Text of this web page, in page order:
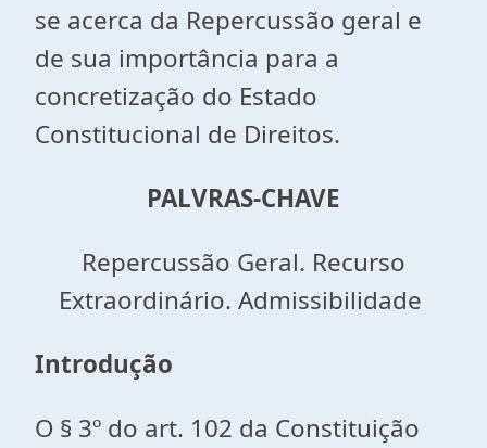
se acerca da Repercussão geral e
de sua importância para a
concretização do Estado
Constitucional de Direitos.
PALVRAS-CHAVE
Repercussão Geral. Recurso
Extraordinário. Admissibilidade
Introdução
O § 3º do art. 102 da Constituição